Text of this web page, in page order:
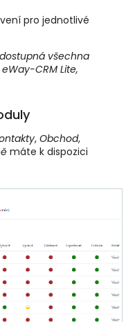
pro jednotlivé
všechna
CRM Lite,
, Obchod,
máte k dispozici